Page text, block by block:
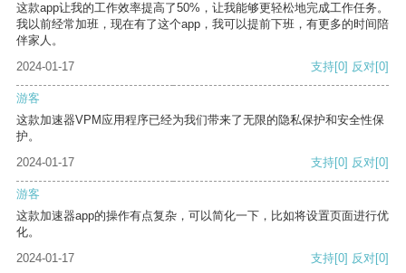
这款app让我的工作效率提高了50%，让我能够更轻松地完成工作任务。
我以前经常加班，现在有了这个app，我可以提前下班，有更多的时间陪
伴家人。
2024-01-17
支持[0] 反对[0]
游客
这款加速器VPM应用程序已经为我们带来了无限的隐私保护和安全性保
护。
2024-01-17
支持[0] 反对[0]
游客
这款加速器app的操作有点复杂，可以简化一下，比如将设置页面进行优
化。
2024-01-17
支持[0] 反对[0]